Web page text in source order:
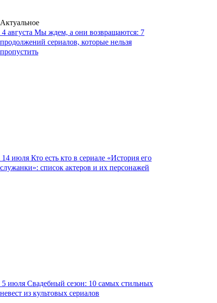
Актуальное
4 августа Мы ждем, а они возвращаются: 7
продолжений сериалов, которые нельзя
пропустить
14 июля Кто есть кто в сериале «История его
служанки»: список актеров и их персонажей
5 июля Свадебный сезон: 10 самых стильных
невест из культовых сериалов